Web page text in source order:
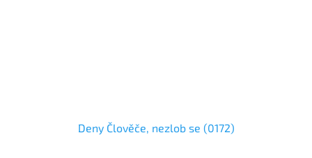
Deny Člověče, nezlob se (0172)